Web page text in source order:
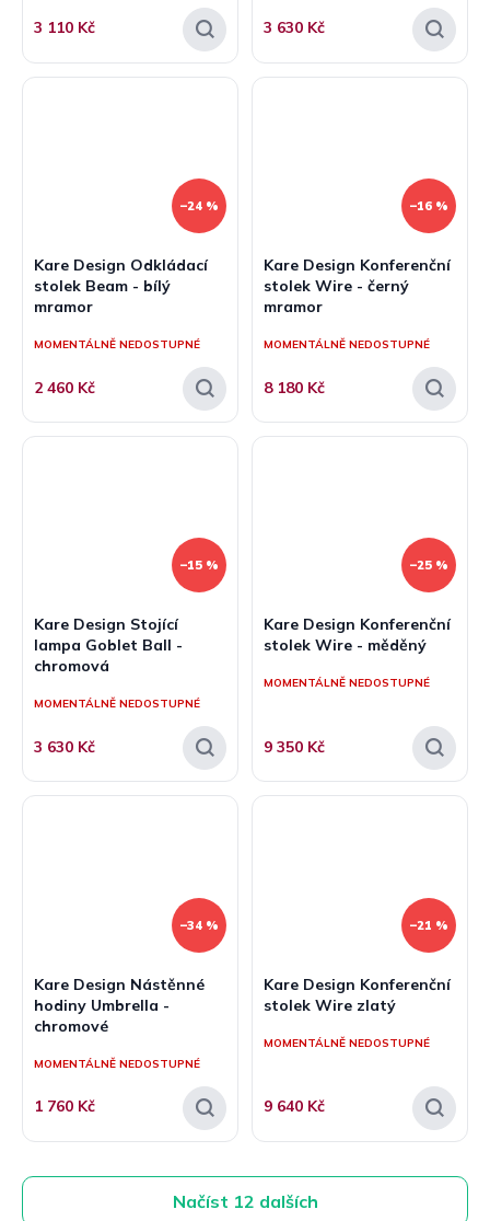
3 110 Kč 3 630 Kč
–24 %
Kare Design Odkládací
stolek Beam - bílý
mramor
MOMENTÁLNĚ NEDOSTUPNÉ
2 460 Kč
–16 %
Kare Design Konferenční
stolek Wire - černý
mramor
MOMENTÁLNĚ NEDOSTUPNÉ
8 180 Kč
–15 %
Kare Design Stojící
lampa Goblet Ball -
chromová
MOMENTÁLNĚ NEDOSTUPNÉ
3 630 Kč
–25 %
Kare Design Konferenční
stolek Wire - měděný
MOMENTÁLNĚ NEDOSTUPNÉ
9 350 Kč
–34 %
Kare Design Nástěnné
hodiny Umbrella -
chromové
MOMENTÁLNĚ NEDOSTUPNÉ
1 760 Kč
–21 %
Kare Design Konferenční
stolek Wire zlatý
MOMENTÁLNĚ NEDOSTUPNÉ
9 640 Kč
Načíst 12 dalších